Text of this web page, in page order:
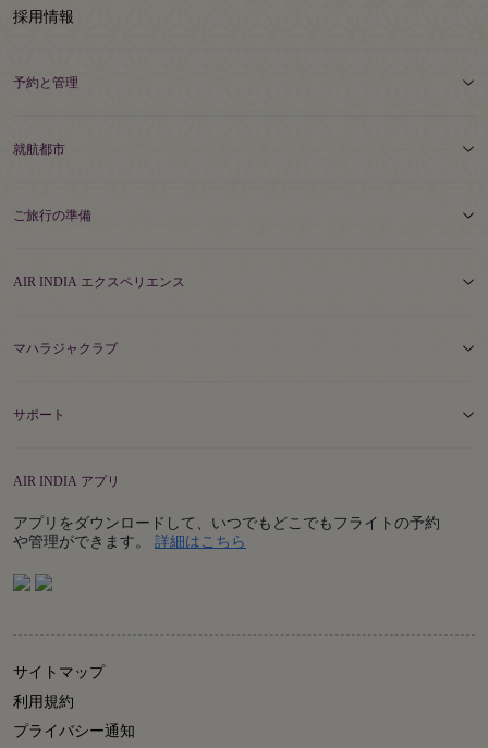
採用情報
予約と管理
就航都市
ご旅行の準備
AIR INDIA エクスペリエンス
マハラジャクラブ
サポート
AIR INDIA アプリ
アプリをダウンロードして、いつでもどこでもフライトの予約
や管理ができます。 詳細はこちら
サイトマップ
利用規約
プライバシー通知